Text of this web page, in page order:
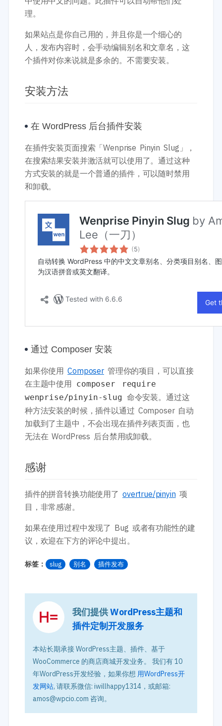
理。
如果站点是你自己用的，并且你是一个细心的
人，发布内容时，会手动编辑别名和文章名，这
个插件对你来说就是多余的。不需要安装。
安装方法
在 WordPress 后台插件安装
在插件安装页面搜索「Wenprise Pinyin Slug」，
在搜索结果安装并激活就可以使用了。通过这种
方式安装的就是一个普通的插件，可以随时禁用
和卸载。
通过 Composer 安装
如果你使用Composer管理你的项目，可以直接
在主题中使用 composer require
wenprise/pinyin-slug 命令安装。通过这
种方法安装的时候，插件以通过 Composer 自动
加载到了主题中，不会出现在插件列表页面，也
无法在 WordPress 后台禁用或卸载。
感谢
插件的拼音转换功能使用了overtrue/pinyin项
目，非常感谢。
如果在使用过程中发现了 Bug 或者有功能性的建
议，欢迎在下方的评论中提出。
标签： slug 别名 插件发布
我们提供WordPress主题和
插件定制开发服务
本站长期承接 WordPress主题、插件、基于
WooCommerce 的商店商城开发业务。 我们有 10
年WordPress开发经验，如果你想 用WordPress开
发网站, 请联系微信: iwillhappy1314，或邮箱:
amos@wpcio.com 咨询。